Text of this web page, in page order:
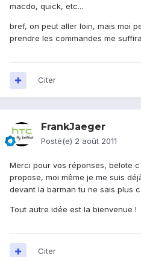
macdo, quick, etc...
bref, on peut aller loin, mais moi
prendre les commandes me
Citer
FrankJaeger
Posté(e) 2 août 2011
Merci pour vos réponses, belote
propose, moi même je me suis
devant la barman tu ne sais plus
Tout autre idée est la bienvenue !
Citer